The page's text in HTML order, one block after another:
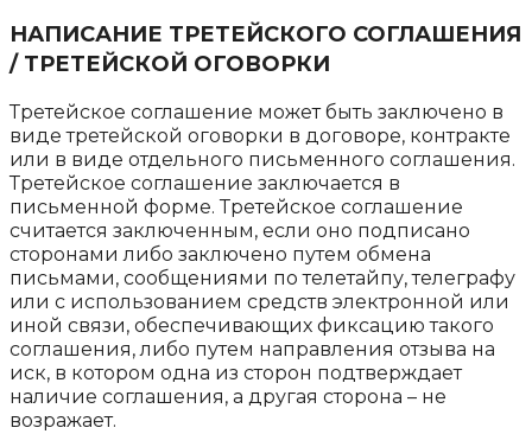
НАПИСАНИЕ ТРЕТЕЙСКОГО СОГЛАШЕНИЯ
/ ТРЕТЕЙСКОЙ ОГОВОРКИ
Третейское соглашение может быть заключено в
виде третейской оговорки в договоре, контракте
или в виде отдельного письменного соглашения.
Третейское соглашение заключается в
письменной форме. Третейское соглашение
считается заключенным, если оно подписано
сторонами либо заключено путем обмена
письмами, сообщениями по телетайпу, телеграфу
или с использованием средств электронной или
иной связи, обеспечивающих фиксацию такого
соглашения, либо путем направления отзыва на
иск, в котором одна из сторон подтверждает
наличие соглашения, а другая сторона – не
возражает.